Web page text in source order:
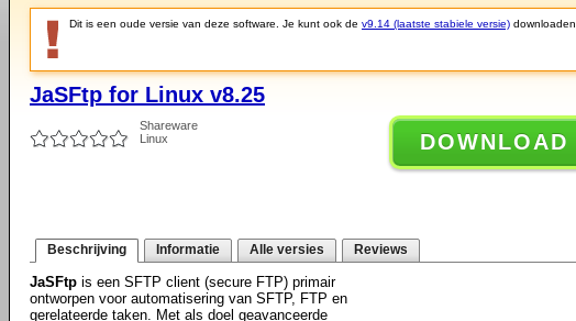
Dit is een oude versie van deze software. Je kunt ook de v9.14 (laatste stabiele versie) downloaden.
JaSFtp for Linux v8.25
Shareware
Linux
DOWNLOAD
Beschrijving Informatie Alle versies Reviews
JaSFtp is een SFTP client (secure FTP) primair
ontworpen voor automatisering van SFTP, FTP en
gerelateerde taken. Met als doel geavanceerde